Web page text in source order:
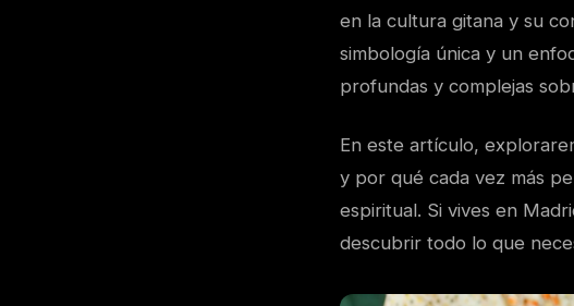
en la cultura gitana y su
simbología única y un
profundas y complejas
En este artículo,
y por qué cada vez más
espiritual. Si vives en
descubrir todo lo que